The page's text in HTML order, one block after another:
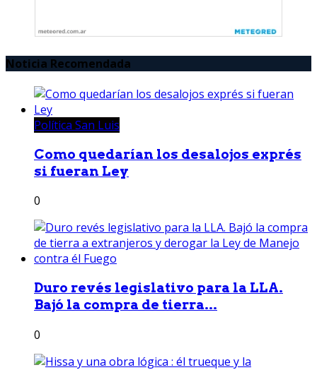
Noticia Recomendada
Política San Luis
Como quedarían los desalojos exprés
si fueran Ley
0
Duro revés legislativo para la LLA.
Bajó la compra de tierra...
0